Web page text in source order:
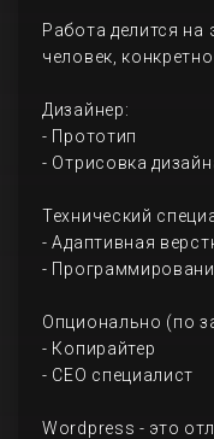
Работа делится на
человек,
Дизайнер:
- Прототип
- Отрисовка
Технический
- Адаптивная
-
Опционально (по
- Копирайтер
- СЕО специалист
Wordpress - это